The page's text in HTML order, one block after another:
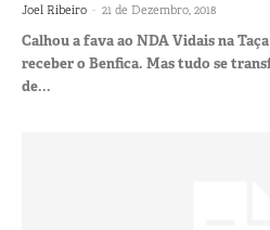
Joel Ribeiro - 21 de Dezembro, 2018
Calhou a fava ao NDA Vidais na
receber o Benfica. Mas tudo se
de...